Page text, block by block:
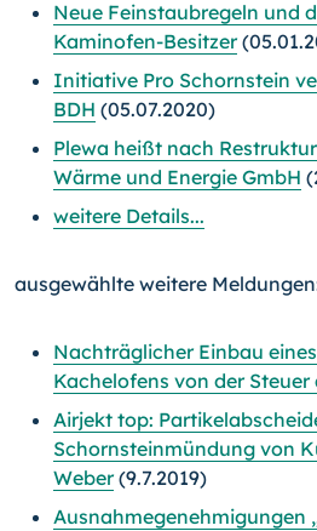
Neue Feinstaubregeln und
Kaminofen-Besitzer
Initiative Pro Schornstein
BDH (05.07.2020)
Plewa heißt nach
Wärme und Energie GmbH
weitere Details...
ausgewählte weitere
Nachträglicher Einbau
Kachelofens von der Steuer
Airjekt top:
Schornsteinmündung von
Weber(9.7.2019)
Ausnahmegenehmigungen